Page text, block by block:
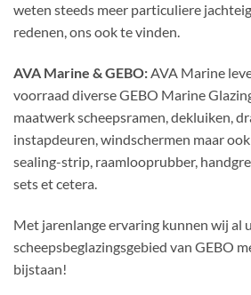
weten steeds meer particuliere
redenen, ons ook te vinden.
AVA Marine & GEBO:AVA Marine
voorraad diverse GEBO Marine
maatwerk scheepsramen, dekluiken,
instapdeuren, windschermen maar
sealing-strip, raamlooprubber,
sets et cetera.
Met jarenlange ervaring kunnen wij al
scheepsbeglazingsgebied van GEBO
bijstaan!